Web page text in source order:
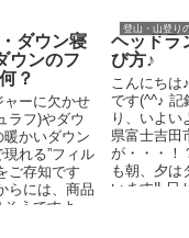
ダウン寝
ウンのフ
？
ャーに欠かせ
ラフ)やダウ
かいダウン
れる”フィル
ご存知です
らには、商品
うですよ
登山・山登り
ヘッドラ
び方♪
こんにち
です(^^♪ 記
り、いよい
県富士吉田
が・・・！
も朝、夕は
います‼ 日